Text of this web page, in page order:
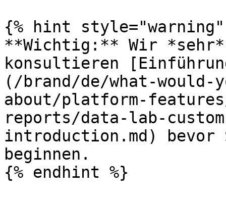
{% hint style="warning"
**Wichtig:** Wir
konsultieren
(/brand/de/what-
about/platform-
reports/data-lab-
introduction.md)
beginnen.
{% endhint %}